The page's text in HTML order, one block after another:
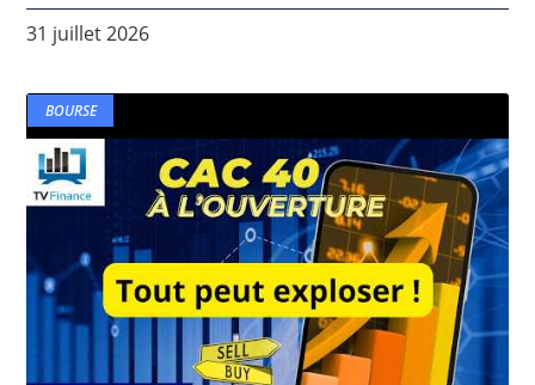
31 juillet 2026
BOURSE